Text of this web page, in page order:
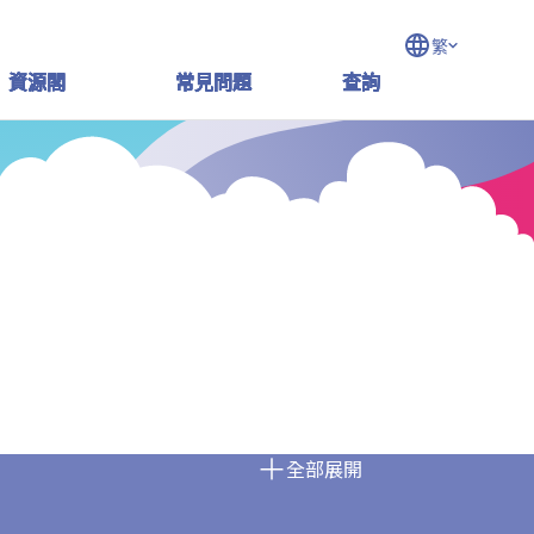
繁
資源閣
資源閣
資源閣
資源閣 常見問題
常見問題
常見問題
常見問題 查詢
查詢
查詢
查詢
全部展開